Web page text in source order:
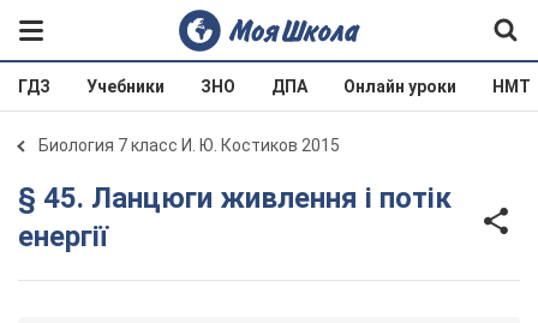
ГДЗ Учебники ЗНО ДПА Онлайн уроки НМТ
Биология 7 класс И. Ю. Костиков 2015
§ 45. Ланцюги живлення і потік
енергії